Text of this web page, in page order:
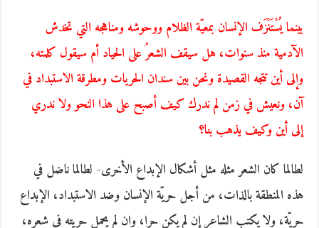
بينما يُسْتَنْزَف الإنسان بمعيّة الظلام ووحوشه ومناهجه التي تخدش
الآدمية منذ سنوات، هل سيقف الشعرُ على الحياد أم سيقول كلمته،
وإلى أين تتجه القصيدة ونحن بين سندان الحريات ومطرقة الاستبداد في
آن، ونعيش في زمن لم ندرك كيف أصبح على هذا النحو ولا ندري
إلى أين وكيف يذهب بنا؟
لطالما كان الشعر مثله مثل أشكال الإبداع الأخرى- لطالما ناضل في
هذه المنطقة بالذات، من أجل حريّة الإنسان وضد الاستبداد، الإبداع
حريّة، ولا يكتب الشاعر إن لم يكن حرا، وإن لم يحمل حريته في شعره،